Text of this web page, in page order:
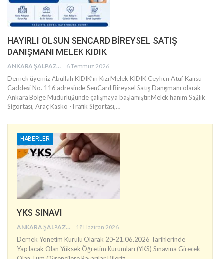
HAYIRLI OLSUN SENCARD BİREYSEL SATIŞ
DANIŞMANI MELEK KIDIK
ANKARA ŞALPAZARI AĞASARLILAR EĞITIM KÜLTÜR VE DAYANIŞMA DERNEĞI 6 Temmuz 2026
Dernek üyemiz Abullah KIDIK’ın Kızı Melek KIDIK Ceyhun Atuf Kansu
Caddesi No. 116 adresinde SenCard Bireysel Satış Danışmanı olarak
Ankara Bölge Müdürlüğünde çalışmaya başlamıştır.Melek hanım Sağlık
Sigortası, Araç Kasko -Trafik Sigortası,…
HABERLER
YKS SINAVI
ANKARA ŞALPAZARI AĞASARLILAR EĞITIM KÜLTÜR VE DAYANIŞMA DERNEĞI 18 Haziran 2026
Dernek Yönetim Kurulu Olarak 20-21.06.2026 Tarihlerinde
Yapılacak Olan Yüksek Öğretim Kurumları (YKS) Sınavına Girecek